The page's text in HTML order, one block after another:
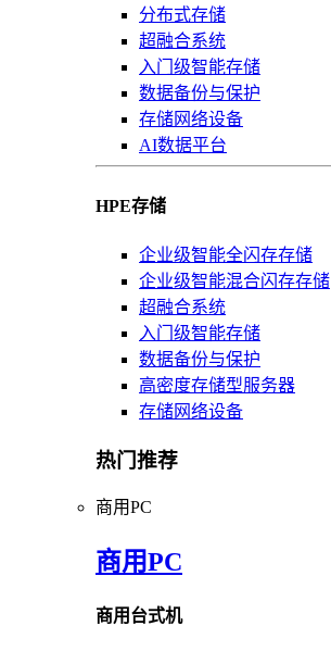
分布式存储
超融合系统
入门级智能存储
数据备份与保护
存储网络设备
AI数据平台
HPE存储
企业级智能全闪存存储
企业级智能混合闪存存储
超融合系统
入门级智能存储
数据备份与保护
高密度存储型服务器
存储网络设备
热门推荐
商用PC
商用PC
商用台式机